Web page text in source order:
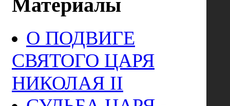
Материалы
О ПОДВИГЕ
СВЯТОГО ЦАРЯ
НИКОЛАЯ II